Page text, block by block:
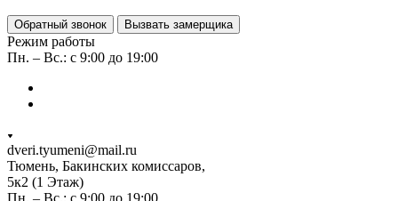
Обратный звонок Вызвать замерщика
Режим работы
Пн. – Вс.: с 9:00 до 19:00
dveri.tyumeni@mail.ru
Тюмень, Бакинских комиссаров,
5к2 (1 Этаж)